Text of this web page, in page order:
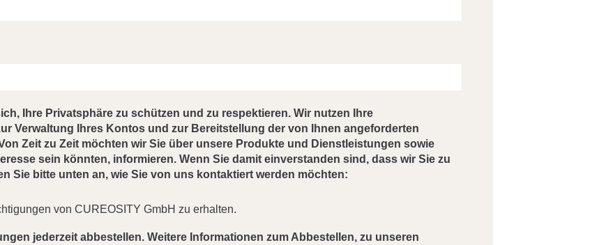
Ihre Privatsphäre zu schützen und zu respektieren. Wir nutzen Ihre
Verwaltung Ihres Kontos und zur Bereitstellung der von Ihnen angeforderten
Zeit zu Zeit möchten wir Sie über unsere Produkte und Dienstleistungen sowie
sein könnten, informieren. Wenn Sie damit einverstanden sind, dass wir Sie zu
Sie bitte unten an, wie Sie von uns kontaktiert werden möchten:
von CUREOSITY GmbH zu erhalten.
jederzeit abbestellen. Weitere Informationen zum Abbestellen, zu unseren